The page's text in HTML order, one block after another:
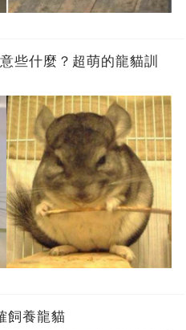
些什麼？超萌的龍貓訓
飼養龍貓